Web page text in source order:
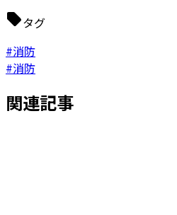
タグ
#消防
#消防
関連記事